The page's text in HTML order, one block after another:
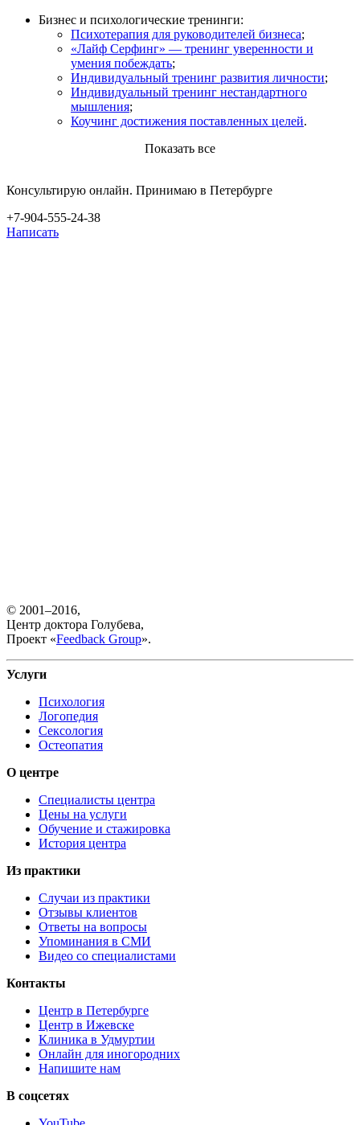
Бизнес и психологические тренинги:
Психотерапия для руководителей бизнеса;
«Лайф Серфинг» — тренинг уверенности и
умения побеждать;
Индивидуальный тренинг развития личности;
Индивидуальный тренинг нестандартного
мышления;
Коучинг достижения поставленных целей.
Показать все
Консультирую онлайн. Принимаю в Петербурге
+7-904-555-24-38
Написать
© 2001–2016,
Центр доктора Голубева,
Проект «Feedback Group».
Услуги
Психология
Логопедия
Сексология
Остеопатия
О центре
Специалисты центра
Цены на услуги
Обучение и стажировка
История центра
Из практики
Случаи из практики
Отзывы клиентов
Ответы на вопросы
Упоминания в СМИ
Видео со специалистами
Контакты
Центр в Петербурге
Центр в Ижевске
Клиника в Удмуртии
Онлайн для иногородних
Напишите нам
В соцсетях